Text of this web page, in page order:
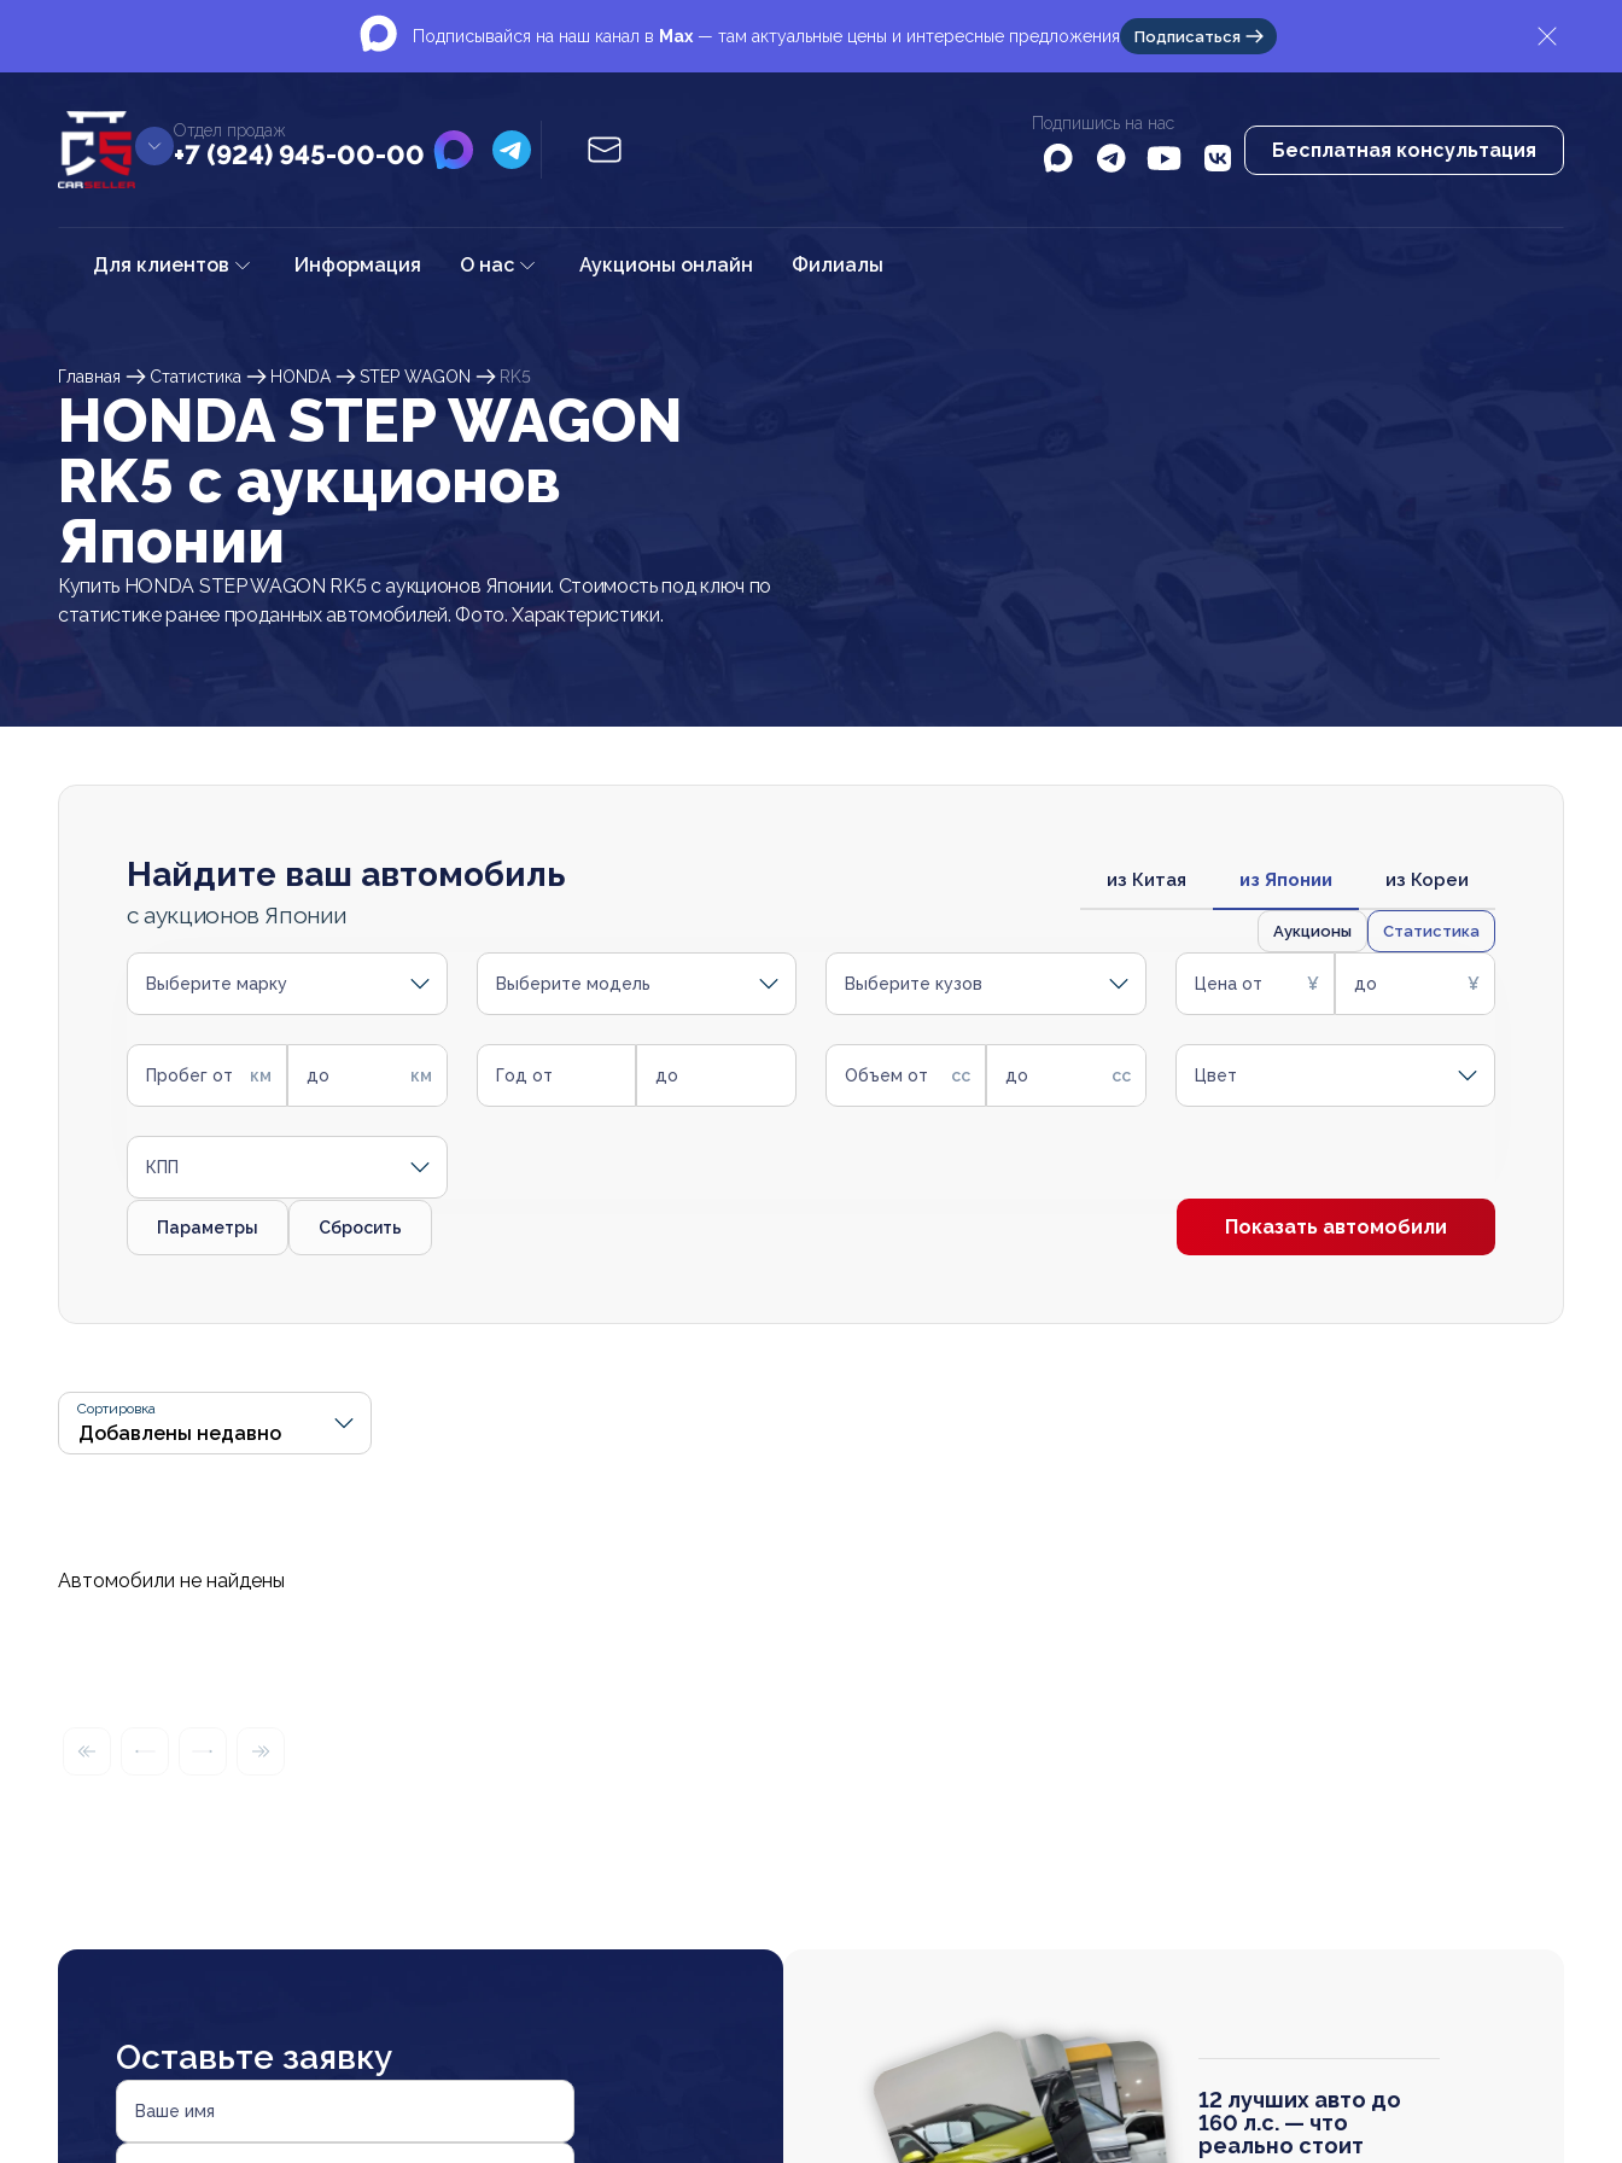
Подписывайся на наш канал в Max — там актуальные цены и интересные предложения Подписаться
Отдел продаж
+7 (924) 945-00-00
Подпишись на нас
Бесплатная консультация
Для клиентов Информация О нас Аукционы онлайн Филиалы
Главная Статистика HONDA STEP WAGON RK5
HONDA STEP WAGON
RK5 c аукционов
Японии
Купить HONDA STEP WAGON RK5 с аукционов Японии. Стоимость под ключ по
статистике ранее проданных автомобилей. Фото. Характеристики.
Найдите ваш автомобиль
с аукционов Японии
из Китая из Японии из Кореи
Аукционы Статистика
Выберите марку Выберите модель Выберите кузов Цена от до
Пробег от до Год от до Объем от до Цвет
КПП
Параметры Сбросить Показать автомобили
Сортировка
Автомобили не найдены
Оставьте заявку
Ваше имя
12 лучших авто до
160 л.с. — что
реально стоит